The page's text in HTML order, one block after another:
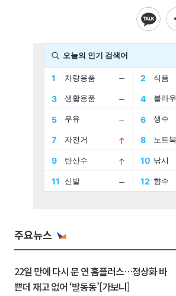
주요뉴스
22일 만에 다시 문 연 홈플러스…정상화 바
쁜데 재고 없어 ‘발동동’[가보니]